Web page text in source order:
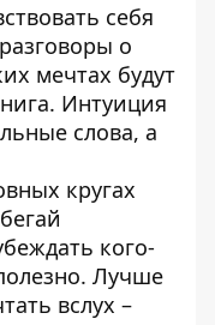
себя
о
мечтах будут
Интуиция
слова, а
кругах
кого-
Лучше
вслух –